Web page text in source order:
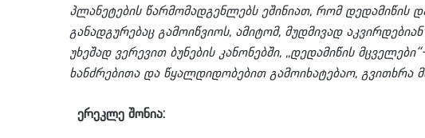
პლანეტების წარმომადგენლებს ეშინიათ, რომ დედამიწის
განადგურებაც გამოიწვიოს, ამიტომ, მუდმივად
უხეშად ვერევით ბუნების კანონებში, ,,დედამიწის
ხანძრებითა და წყალდიდობებით გამოიხატებაო, გვითხრა
ერეკლე შონია: